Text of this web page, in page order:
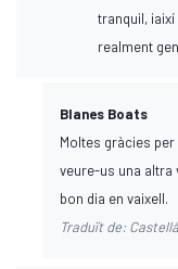
tranquil,
realment
Blanes Boats
Moltes gràcies
veure-us una altra
bon dia en vaixell.
Traduït de: Castellà